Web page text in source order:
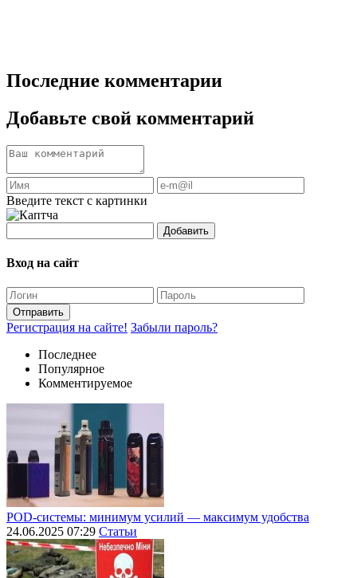
Последние комментарии
Добавьте свой комментарий
Введите текст с картинки
Добавить
Вход на сайт
Отправить
Регистрация на сайте! Забыли пароль?
Последнее
Популярное
Комментируемое
POD-системы: минимум усилий — максимум удобства
24.06.2025 07:29 Статьи